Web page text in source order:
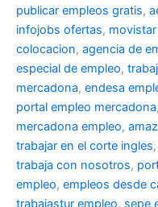
publicar empleos gratis,
infojobs ofertas,
colocacion, agencia de
especial de empleo,
mercadona, endesa
portal empleo mercadona,
mercadona empleo,
trabajar en el corte ingles,
trabaja con nosotros,
empleo, empleos desde